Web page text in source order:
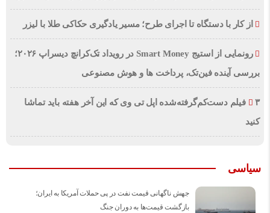
از کار با دستگاه تا اجرای طرح؛ مسیر یادگیری حکاکی طلا با لیزر
رونمایی از استیج Smart Money در رویداد تک‌کرانچ دیسراپ ۲۰۲۶؛
بررسی آینده فین‌تک، پرداخت‌ ها و هوش مصنوعی
۳ فیلم دست‌کم‌گرفته‌شده اپل تی وی که این آخر هفته باید تماشا
کنید
سیاسی
جهش ناگهانی قیمت نفت در پی حملات آمریکا به ایران؛
بازگشت قیمت‌ها به دوران جنگ